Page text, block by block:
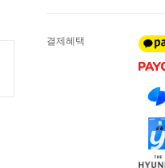
결제혜택